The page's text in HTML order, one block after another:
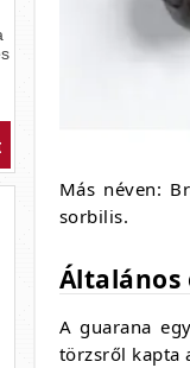
Más néven:
sorbilis.
Általános
A guarana
törzsről kapta